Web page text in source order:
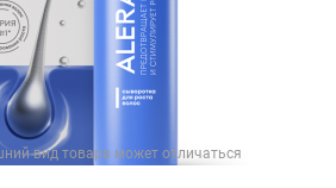
вид товара может отличаться